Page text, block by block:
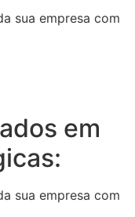
sua empresa com
em
sua empresa com